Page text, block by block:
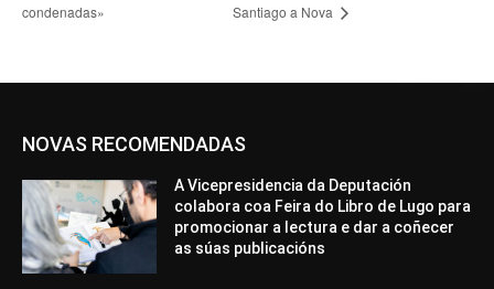
condenadas»
Santiago a Nova
NOVAS RECOMENDADAS
A Vicepresidencia da Deputación
colabora coa Feira do Libro de Lugo para
promocionar a lectura e dar a coñecer
as súas publicacións